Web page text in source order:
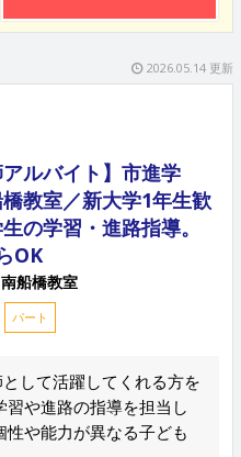
2026.05.14 更新
アルバイト】市進学
教室／新大学1年生歓
の学習・進路指導。
OK
船橋教室
パート
して活躍してくれる方を
や進路の指導を担当し
や能力が異なる子ども